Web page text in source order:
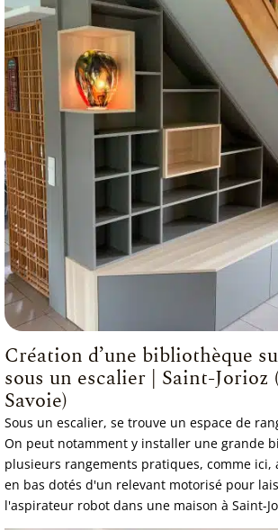
Création d’une bibliothèque
sous un escalier | Saint-Jorioz
Savoie)
Sous un escalier, se trouve un espace de
On peut notamment y installer une grande
plusieurs rangements pratiques, comme ici,
en bas dotés d'un relevant motorisé pour
l'aspirateur robot dans une maison à Saint-